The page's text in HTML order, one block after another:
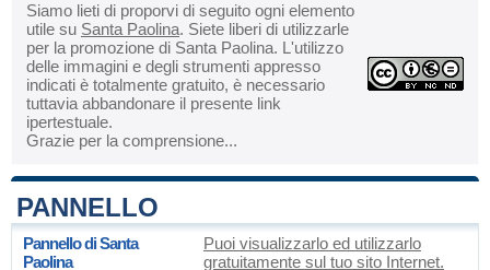
Siamo lieti di proporvi di seguito ogni elemento
utile su Santa Paolina. Siete liberi di utilizzarle
per la promozione di Santa Paolina. L'utilizzo
delle immagini e degli strumenti appresso
indicati è totalmente gratuito, è necessario
tuttavia abbandonare il presente link
ipertestuale.
Grazie per la comprensione...
PANNELLO
Pannello di Santa
Paolina
Puoi visualizzarlo ed utilizzarlo
gratuitamente sul tuo sito Internet.